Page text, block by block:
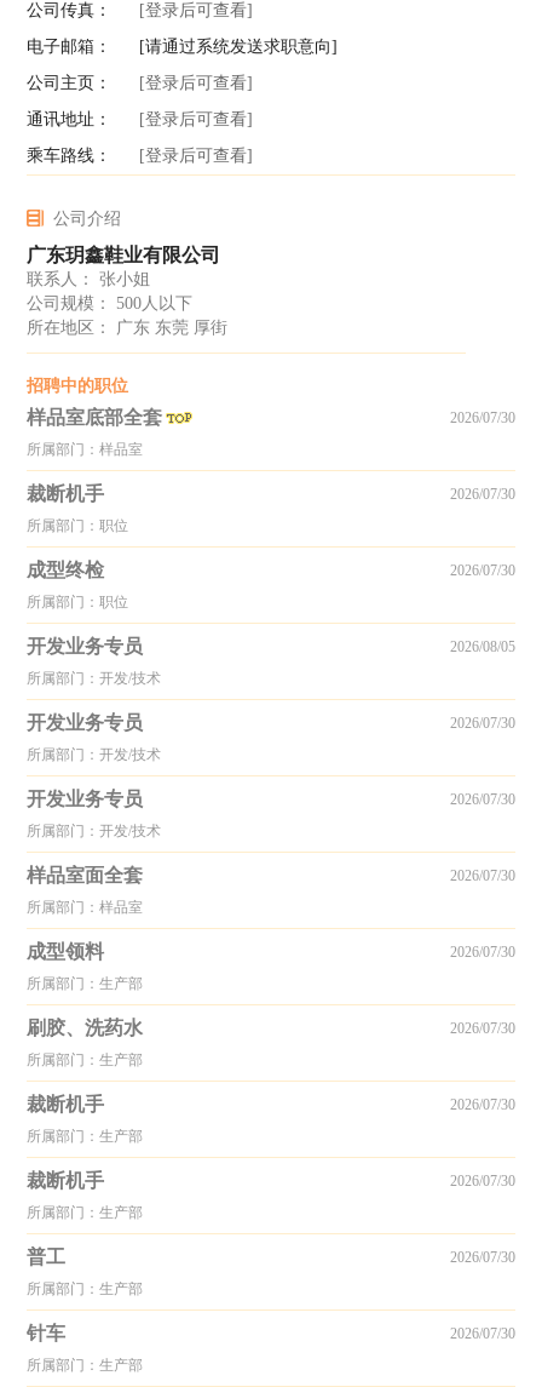
公司传真：
[登录后可查看]
电子邮箱：
[请通过系统发送求职意向]
公司主页：
[登录后可查看]
通讯地址：
[登录后可查看]
乘车路线：
[登录后可查看]
公司介绍
广东玥鑫鞋业有限公司
联系人： 张小姐
公司规模： 500人以下
所在地区： 广东 东莞 厚街
招聘中的职位
样品室底部全套
所属部门：样品室
2026/07/30
裁断机手
所属部门：职位
2026/07/30
成型终检
所属部门：职位
2026/07/30
开发业务专员
所属部门：开发/技术
2026/08/05
开发业务专员
所属部门：开发/技术
2026/07/30
开发业务专员
所属部门：开发/技术
2026/07/30
样品室面全套
所属部门：样品室
2026/07/30
成型领料
所属部门：生产部
2026/07/30
刷胶、洗药水
所属部门：生产部
2026/07/30
裁断机手
所属部门：生产部
2026/07/30
裁断机手
所属部门：生产部
2026/07/30
普工
所属部门：生产部
2026/07/30
针车
所属部门：生产部
2026/07/30